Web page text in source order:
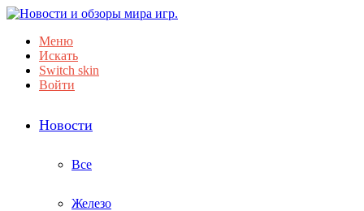
Меню
Искать
Switch skin
Войти
Новости
Все
Железо